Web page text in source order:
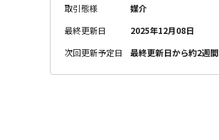
取引態様
媒介
最終更新日
2025年12月08日
次回更新予定日
最終更新日から約2週間